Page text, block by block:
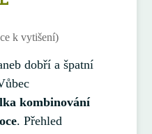
k vytišení)
dobří a špatní
kombinování
. Přehled